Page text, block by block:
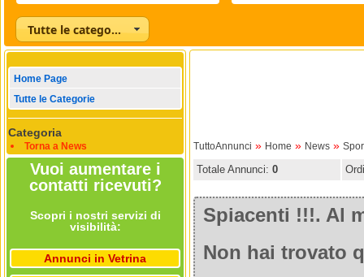
Tutte le categorie
Home Page
Tutte le Categorie
Categoria
Torna a News
Vuoi aumentare i
contatti ricevuti?
Scopri i nostri servizi di
visibilità:
Annunci in Vetrina
TuttoAnnunci » Home » News »
Totale Annunci: 0
Spiacenti !!!. Al
Non hai trovato